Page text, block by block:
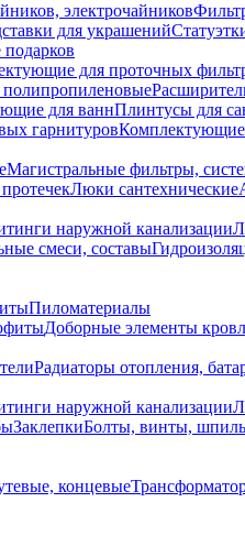
электрочайников
для украшений
для проточных
для ваннПлинтусы для
гарнитуровКомплектующие
Магистральные фильтры,
Люки сантехнические
наружной канализации
смеси, составы
Пиломатериалы
Доборные элементы
Радиаторы отопления,
наружной канализации
ЗаклепкиБолты, винты,
концевые